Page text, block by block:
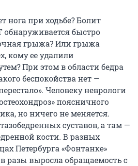
нога при ходьбе? Болит
быстро
грыжа? Или грыжа
кому ее удалили
При этом в области бедра
беспокойства нет —
Человеку неврологи
поясничного
но ничего не меняется.
суставов, а там —
кости. В разных
Петербурга «Фонтанке»
разы выросла обращаемость с